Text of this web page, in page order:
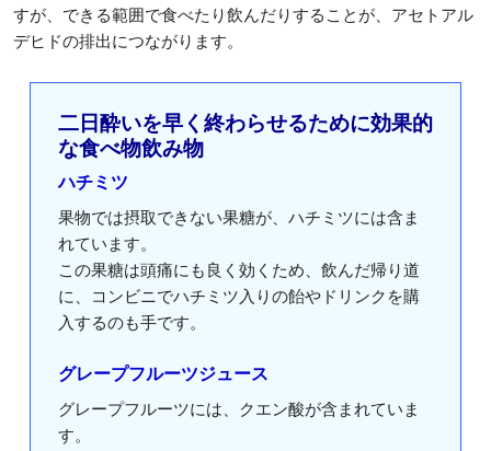
すが、できる範囲で食べたり飲んだりすることが、アセトアル
デヒドの排出につながります。
二日酔いを早く終わらせるために効果的
な食べ物飲み物
ハチミツ
果物では摂取できない果糖が、ハチミツには含ま
れています。
この果糖は頭痛にも良く効くため、飲んだ帰り道
に、コンビニでハチミツ入りの飴やドリンクを購
入するのも手です。
グレープフルーツジュース
グレープフルーツには、クエン酸が含まれていま
す。